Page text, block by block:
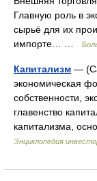
Главную роль в
сырьё для их
импорте… …
Капитализм —
экономическая
собственности,
главенство
капитализма,
Энциклопедия